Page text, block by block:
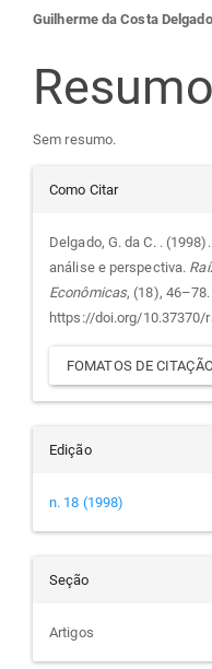
do
artigo
principal
Guilherme da Costa Delgado
Resumo
Sem resumo.
Detalhes
do
artigo
Como Citar
Delgado, G. da C. .
análise e perspectiva.
Econômicas, (18), 46–78.
https://doi.org/10.37370/
FOMATOS DE
Edição
n. 18 (1998)
Seção
Artigos